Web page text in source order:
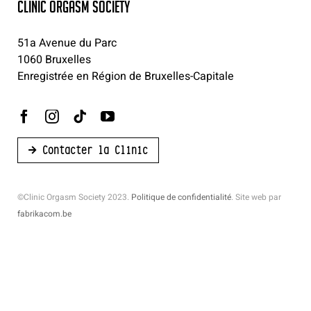
CLINIC ORGASM SOCIETY
51a Avenue du Parc
1060 Bruxelles
Enregistrée en Région de Bruxelles-Capitale
Contacter la Clinic
©Clinic Orgasm Society 2023. Politique de confidentialité. Site web par
fabrikacom.be